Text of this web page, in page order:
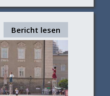
Bericht lesen